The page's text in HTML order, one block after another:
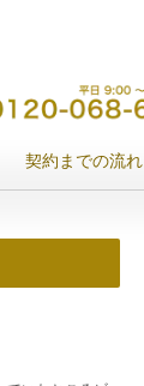
契約までの流れ